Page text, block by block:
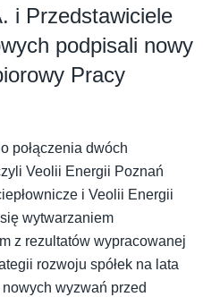
i Przedstawiciele
podpisali nowy
Pracy
połączenia dwóch
Veolii Energii Poznań
i Veolii Energii
wytwarzaniem
z rezultatów wypracowanej
rozwoju spółek na lata
wyzwań przed